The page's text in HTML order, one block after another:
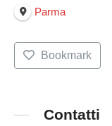
Parma
Bookmark
Contatti